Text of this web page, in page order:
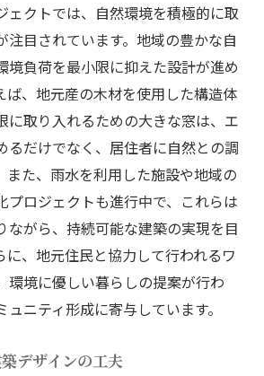
ェクトでは、自然環境を積極的に取
注目されています。地域の豊かな自
境負荷を最小限に抑えた設計が進め
ば、地元産の木材を使用した構造体
に取り入れるための大きな窓は、エ
るだけでなく、居住者に自然との調
また、雨水を利用した施設や地域の
プロジェクトも進行中で、これらは
ながら、持続可能な建築の実現を目
に、地元住民と協力して行われるワ
環境に優しい暮らしの提案が行わ
ニティ形成に寄与しています。
デザインの工夫